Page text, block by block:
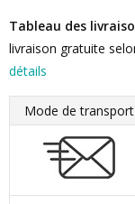
Tableau des
livraison gratuite
détails
Mode de transport